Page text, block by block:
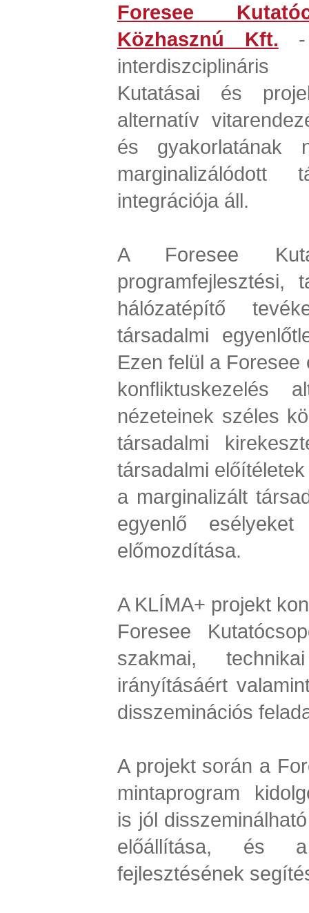
Foresee
Közhasznú Kft. -
Kutatásai és
alternatív
és gyakorlatának
marginalizálódott
integrációja áll.
A Foresee
programfejlesztési,
hálózatépítő
társadalmi
Ezen felül a
konfliktuskezelés
nézeteinek széles
társadalmi
társadalmi
a marginalizált
egyenlő
előmozdítása.
A KLÍMA+ projekt
Foresee
szakmai,
irányításáért
disszeminációs
A projekt során a
mintaprogram
is jól
előállítása, és
fejlesztésének